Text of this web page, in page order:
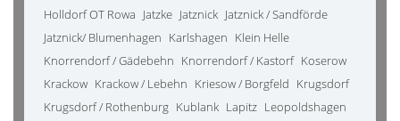
Holldorf OT Rowa Jatzke Jatznick Jatznick / Sandförde
Jatznick/ Blumenhagen Karlshagen Klein Helle
Knorrendorf / Gädebehn Knorrendorf / Kastorf Koserow
Krackow Krackow / Lebehn Kriesow / Borgfeld Krugsdorf
Krugsdorf / Rothenburg Kublank Lapitz Leopoldshagen